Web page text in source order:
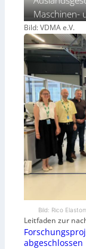
Maschinen-
Bild: VDMA e.V.
Bild: Rico
Leitfaden zur
abgeschlossen